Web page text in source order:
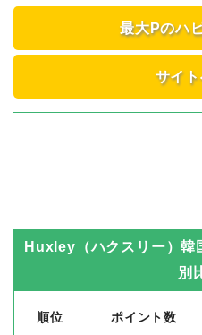
最大Pのハ
サイト
Huxley（ハクスリー）韓
別
順位 ポイント数